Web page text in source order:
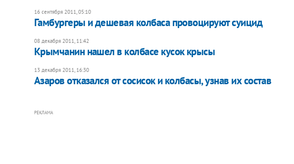
16 сентября 2011, 05:10
Гамбургеры и дешевая колбаса провоцируют суицид
08 декабря 2011, 11:42
Крымчанин нашел в колбасе кусок крысы
13 декабря 2011, 16:30
Азаров отказался от сосисок и колбасы, узнав их состав
РЕКЛАМА